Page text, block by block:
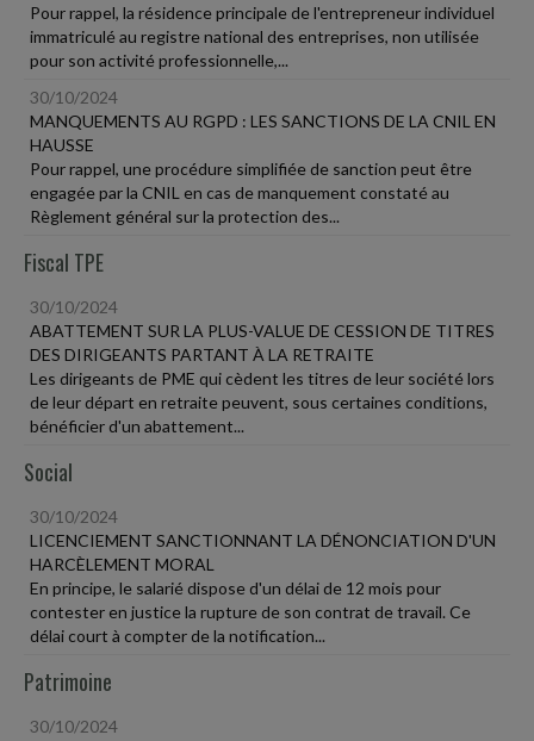
Pour rappel, la résidence principale de l'entrepreneur individuel
immatriculé au registre national des entreprises, non utilisée
pour son activité professionnelle,...
30/10/2024
MANQUEMENTS AU RGPD : LES SANCTIONS DE LA CNIL EN
HAUSSE
Pour rappel, une procédure simplifiée de sanction peut être
engagée par la CNIL en cas de manquement constaté au
Règlement général sur la protection des...
Fiscal TPE
30/10/2024
ABATTEMENT SUR LA PLUS-VALUE DE CESSION DE TITRES
DES DIRIGEANTS PARTANT À LA RETRAITE
Les dirigeants de PME qui cèdent les titres de leur société lors
de leur départ en retraite peuvent, sous certaines conditions,
bénéficier d'un abattement...
Social
30/10/2024
LICENCIEMENT SANCTIONNANT LA DÉNONCIATION D'UN
HARCÈLEMENT MORAL
En principe, le salarié dispose d'un délai de 12 mois pour
contester en justice la rupture de son contrat de travail. Ce
délai court à compter de la notification...
Patrimoine
30/10/2024